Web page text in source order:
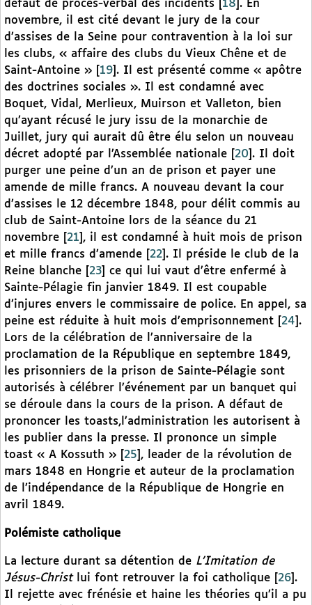
défaut de procès-verbal des incidents 18 . En
novembre, il est cité devant le jury de la cour
d’assises de la Seine pour contravention à la loi sur
les clubs, « affaire des clubs du Vieux Chêne et de
Saint-Antoine »
19 . Il est présenté comme « apôtre
des doctrines sociales ». Il est condamné avec
Boquet, Vidal, Merlieux, Muirson et Valleton, bien
qu’ayant récusé le jury issu de la monarchie de
Juillet, jury qui aurait dû être élu selon un nouveau
décret adopté par l’Assemblée nationale
20 . Il doit
purger une peine d’un an de prison et payer une
amende de mille francs. A nouveau devant la cour
d’assises le 12 décembre 1848, pour délit commis au
club de Saint-Antoine lors de la séance du 21
novembre
21 , il est condamné à huit mois de prison
et mille francs d’amende
22 . Il préside le club de la
Reine blanche
23
ce qui lui vaut d’être enfermé à
Sainte-Pélagie fin janvier 1849. Il est coupable
d’injures envers le commissaire de police. En appel, sa
peine est réduite à huit mois d’emprisonnement
24 .
Lors de la célébration de l’anniversaire de la
proclamation de la République en septembre 1849,
les prisonniers de la prison de Sainte-Pélagie sont
autorisés à célébrer l’événement par un banquet qui
se déroule dans la cours de la prison. A défaut de
prononcer les toasts,l’administration les autorisent à
les publier dans la presse. Il prononce un simple
toast « A Kossuth »
25 , leader de la révolution de
mars 1848 en Hongrie et auteur de la proclamation
de l’indépendance de la République de Hongrie en
avril 1849.
Polémiste catholique
La lecture durant sa détention de L’Imitation de
Jésus-Christlui font retrouver la foi catholique 26 .
Il rejette avec frénésie et haine les théories qu’il a pu